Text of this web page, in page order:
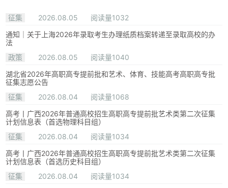
征集 2026.08.05
阅读量1032
通知｜关于上海2026年录取考生办理纸质档案转递至录取高校的办
法
政策
2026.08.05
阅读量1040
湖北省2026年高职高专提前批和艺术、体育、技能高考高职高专批
征集志愿公告
征集
2026.08.04
阅读量1068
高考丨广西2026年普通高校招生高职高专提前批艺术类第二次征集
计划信息表（首选物理科目组）
征集
2026.08.04
阅读量1034
高考丨广西2026年普通高校招生高职高专提前批艺术类第二次征集
计划信息表（首选历史科目组）
征集
2026.08.04
阅读量1034